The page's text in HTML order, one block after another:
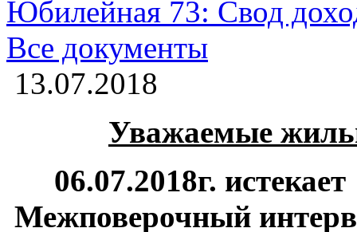
Юбилейная 73: Свод
Все документы
13.07.2018
Уважаемые
06.07.2018г. истекает
Межповерочный